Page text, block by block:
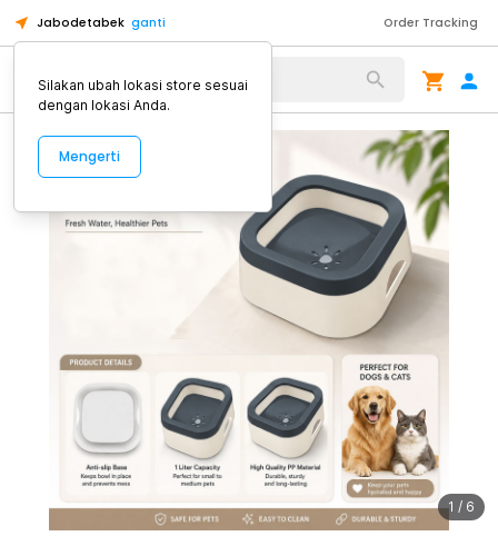
Jabodetabek ganti Order Tracking
Alat Kopi
1 / 6
Silakan ubah lokasi store sesuai
dengan lokasi Anda.
Mengerti